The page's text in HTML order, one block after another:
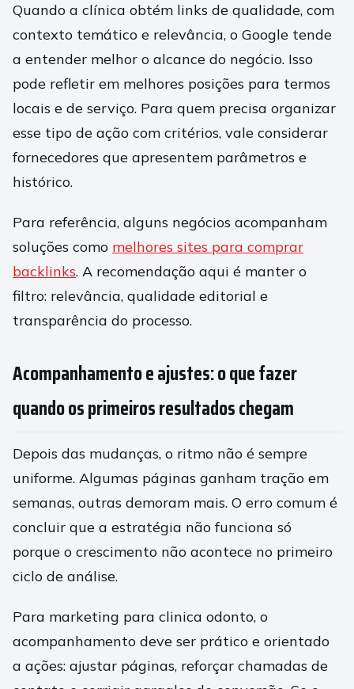
Quando a clínica obtém links de qualidade, com
contexto temático e relevância, o Google tende
a entender melhor o alcance do negócio. Isso
pode refletir em melhores posições para termos
locais e de serviço. Para quem precisa organizar
esse tipo de ação com critérios, vale considerar
fornecedores que apresentem parâmetros e
histórico.
Para referência, alguns negócios acompanham
soluções como melhores sites para comprar
backlinks. A recomendação aqui é manter o
filtro: relevância, qualidade editorial e
transparência do processo.
Acompanhamento e ajustes: o que fazer
quando os primeiros resultados chegam
Depois das mudanças, o ritmo não é sempre
uniforme. Algumas páginas ganham tração em
semanas, outras demoram mais. O erro comum é
concluir que a estratégia não funciona só
porque o crescimento não acontece no primeiro
ciclo de análise.
Para marketing para clinica odonto, o
acompanhamento deve ser prático e orientado
a ações: ajustar páginas, reforçar chamadas de